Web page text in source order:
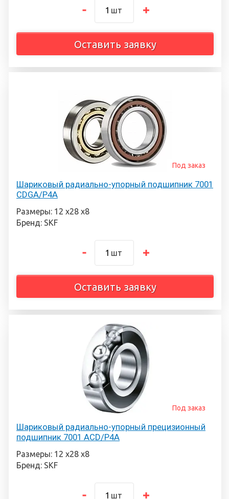
шт
Оставить заявку
Шариковый радиально-упорный подшипник 7001
CDGA/P4A
Под заказ
Размеры: 12 х28 х8
Бренд: SKF
шт
Оставить заявку
Шариковый радиально-упорный прецизионный
подшипник 7001 ACD/P4A
Под заказ
Размеры: 12 х28 х8
Бренд: SKF
шт